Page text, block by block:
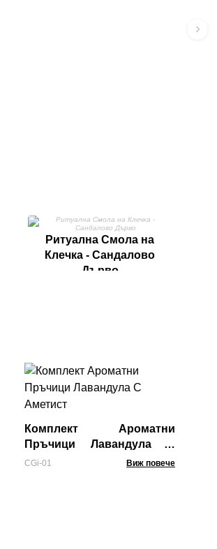
Ритуална Смола на
Клечка - Сандалово
Дърво
Комплект Ароматни
Пръчици Лавандула С
Аметист
CGi-01 Виж повече